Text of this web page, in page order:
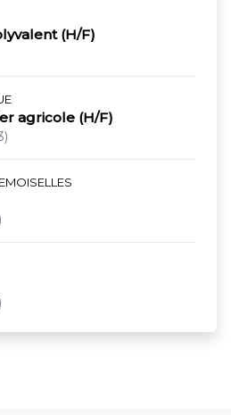
(H/F)
agricole (H/F)